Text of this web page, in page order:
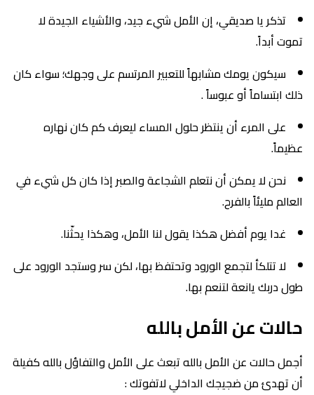
تذكر يا صديقي، إن الأمل شيء جيد، والأشياء الجيدة لا
تموت أبداً.
سيكون يومك مشابهاً للتعبير المرتسم على وجهك؛ سواء كان
ذلك ابتساماً أو عبوساً .
على المرء أن ينتظر حلول المساء ليعرف كم كان نهاره
عظيماً.
نحن لا يمكن أن نتعلم الشجاعة والصبر إذا كان كل شيء في
العالم مليئاً بالفرح.
غدا يوم أفضل هكذا يقول لنا الأمل، وهكذا يحثّنا.
لا تتلكأ لتجمع الورود وتحتفظ بها، لكن سر وستجد الورود على
طول دربك يانعة لتنعم بها.
حالات عن الأمل بالله
أجمل حالات عن الأمل بالله تبعث على الأمل والتفاؤل بالله كفيلة
أن تهدئ من ضجيجك الداخلي لاتفوتك :